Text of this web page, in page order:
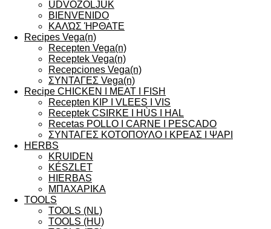
ÜDVÖZÖLJÜK
BIENVENIDO
ΚΑΛΏΣ ΉΡΘΑΤΕ
Recipes Vega(n)
Recepten Vega(n)
Receptek Vega(n)
Recepciones Vega(n)
ΣΥΝΤΑΓΕΣ Vega(n)
Recipe CHICKEN I MEAT I FISH
Recepten KIP I VLEES I VIS
Receptek CSIRKE I HÙS I HAL
Recetas POLLO I CARNE I PESCADO
ΣΥΝΤΑΓΕΣ ΚΟΤΟΠΟΥΛΟ I ΚΡΕΑΣ I ΨΑΡΙ
HERBS
KRUIDEN
KÉSZLET
HIERBAS
ΜΠΑΧΑΡΙΚΑ
TOOLS
TOOLS (NL)
TOOLS (HU)